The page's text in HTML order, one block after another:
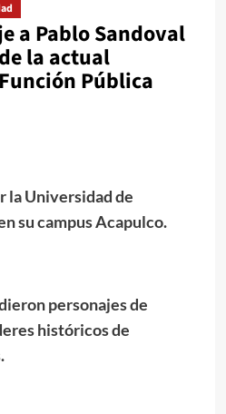
a Pablo Sandoval
la actual
Pública
la Universidad de
su campus Acapulco.
personajes de
históricos de